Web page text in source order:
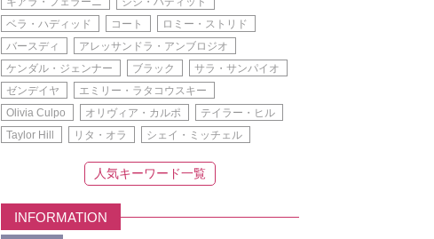
ベラ・ハディッド
コート
ロミー・ストリド
バースディ
アレッサンドラ・アンブロジオ
ケンダル・ジェンナー
ブラック
サラ・サンパイオ
ゼンデイヤ
エミリー・ラタコウスキー
Olivia Culpo
オリヴィア・カルポ
テイラー・ヒル
Taylor Hill
リタ・オラ シェイ・ミッチェル
人気キーワード一覧
INFORMATION